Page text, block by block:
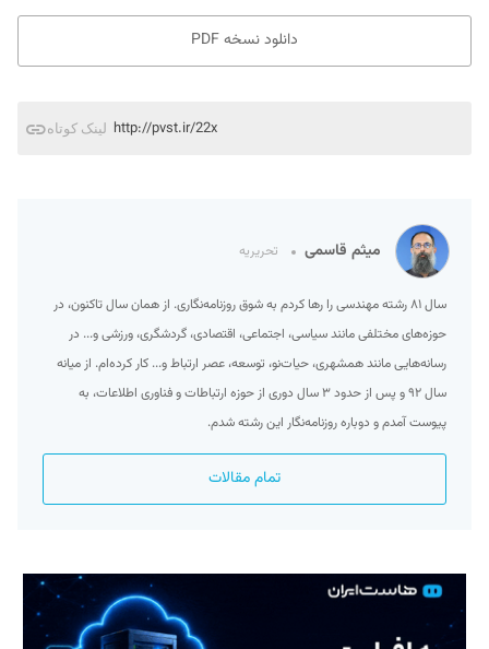
دانلود نسخه PDF
لینک کوتاه http://pvst.ir/22x
میثم قاسمی تحریریه
سال ۸۱ رشته مهندسی را رها کردم به شوق روزنامه‌نگاری. از همان سال تاکنون، در
حوزه‌های مختلفی مانند سیاسی، اجتماعی، اقتصادی، گردشگری، ورزشی و... در
رسانه‌هایی مانند همشهری، حیات‌نو، توسعه، عصر ارتباط و... کار کرده‌ام. از میانه
سال ۹۲ و پس از حدود ۳ سال دوری از حوزه ارتباطات و فناوری اطلاعات، به
پیوست آمدم و دوباره روزنامه‌نگار این رشته شدم.
تمام مقالات